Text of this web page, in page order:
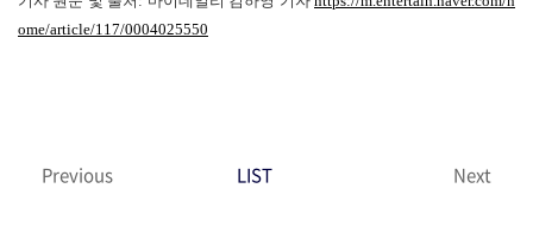
ome/article/117/0004025550
Previous LIST Next